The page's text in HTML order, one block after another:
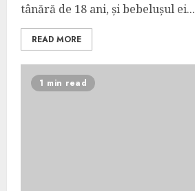
tânără de 18 ani, și bebelușul ei...
READ MORE
1 min read